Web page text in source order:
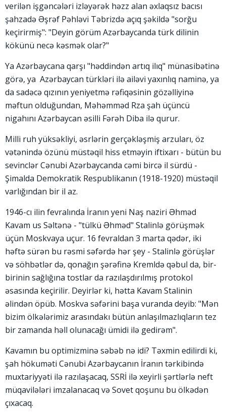
verilən işgəncələri izləyərək həzz alan əxlaqsız bacısı
şahzadə Əşrəf Pəhləvi Təbrizdə açıq şəkildə "sorğu
keçirirmiş": "Deyin görüm Azərbaycanda türk dilinin
kökünü necə kəsmək olar?"
Ya Azərbaycana qarşı "həddindən artıq ilıq" münasibətinə
görə, ya Azərbaycan türkləri ilə ailəvi yaxınlıq naminə, ya
da sadəcə qızının yeniyetmə rəfiqəsinin gözəlliyinə
məftun olduğundan, Məhəmməd Rza şah üçüncü
nigahını Azərbaycan əsilli Fərəh Diba ilə qurur.
Milli ruh yüksəkliyi, əsrlərin gerçəkləşmiş arzuları, öz
vətənində özünü müstəqil hiss etməyin iftixarı - bütün bu
sevinclər Cənubi Azərbaycanda cəmi bircə il sürdü -
Şimalda Demokratik Respublikanın (1918-1920) müstəqil
varlığından bir il az.
1946-cı ilin fevralında İranın yeni Naş naziri Əhməd
Kavam us Səltənə - "tülkü Əhməd" Stalinlə görüşmək
üçün Moskvaya uçur. 16 fevraldan 3 marta qədər, iki
həftə sürən bu rəsmi səfərdə hər şey - Stalinlə görüşlər
və söhbətlər də, qonağın şərəfinə Kremldə qəbul da, bir-
birinin sağlığına tostlar da razılaşdırılmış protokol
əsasında keçirilir. Deyirlər ki, hətta Kavam Stalinin
əlindən öpüb. Moskva səfərini başa vuranda deyib: "Mən
bizim ölkələrimiz arasındakı bütün anlaşılmazlıqların tez
bir zamanda həll olunacağı ümidi ilə gedirəm".
Kavamın bu optimizminə səbəb nə idi? Təxmin edilirdi ki,
şah hökuməti Cənubi Azərbaycanın İranın tərkibində
muxtariyyəti ilə razılaşacaq, SSRİ ilə xeyirli şərtlərlə neft
müqavilələri imzalanacaq və Sovet qoşunu bu ölkədən
çıxacaq.